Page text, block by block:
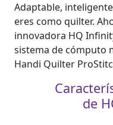
Adaptable,
eres como quilter.
innovadora HQ
sistema de cómputo
Handi Quilter
de